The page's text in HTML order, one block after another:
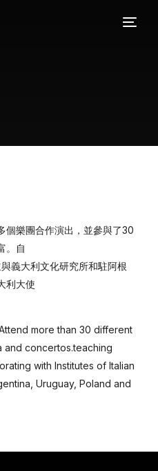
個樂團合作演出，並參與了30
。自
義大利文化研究所和駐阿根
利大使
more than 30 different
concertos.teaching
with Institutes of Italian
Uruguay, Poland and